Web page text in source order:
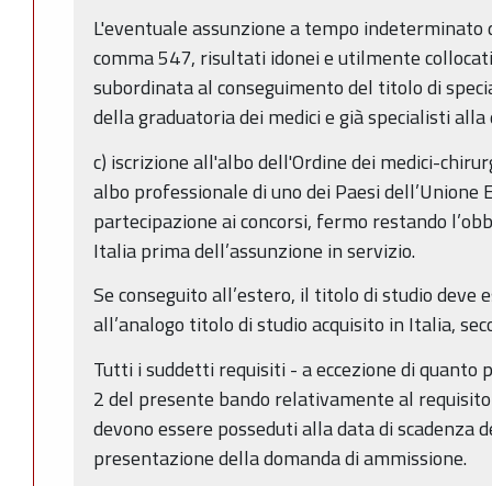
L'eventuale assunzione a tempo indeterminato
comma 547, risultati idonei e utilmente
subordinata al conseguimento del titolo di
della graduatoria dei medici e già specialisti alla
c) iscrizione all'albo dell'Ordine dei medici-
albo professionale di uno dei Paesi dell’Unione
partecipazione ai concorsi, fermo restando
Italia prima dell’assunzione in servizio.
Se conseguito all’estero, il titolo di studio deve
all’analogo titolo di studio acquisito in Italia,
Tutti i suddetti requisiti - a eccezione di
2 del presente bando relativamente al
devono essere posseduti alla data di
presentazione della domanda di ammissione.